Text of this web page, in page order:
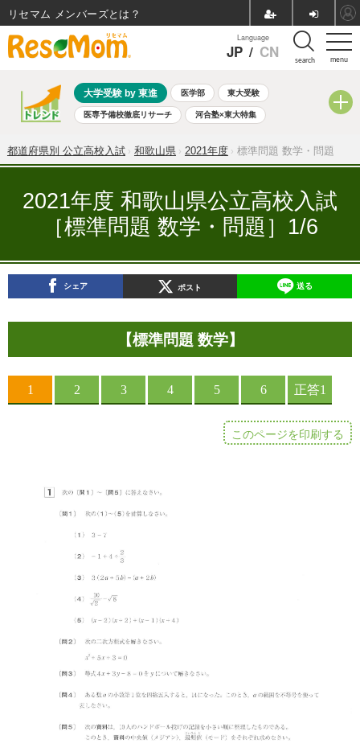
menu
Language
JP / CN search
大学受験 by 東進 医学部 東大受験
医専予備校徹底リサーチ 河合塾×東大特集
共通テスト 夏休み 8月開催学校説明会・相談会
自由研究教材（小学生向け） 自由研究教材（中学生向け）
ランキング
都道府県別 公立高校入試 和歌山県 2021年度 標準問題 数学・問題
2021年度 和歌山県公立高校入試
［標準問題 数学・問題］1/6
シェア ポスト 送る
【標準問題 数学】
このページを印刷する
リセマム メンバーズ